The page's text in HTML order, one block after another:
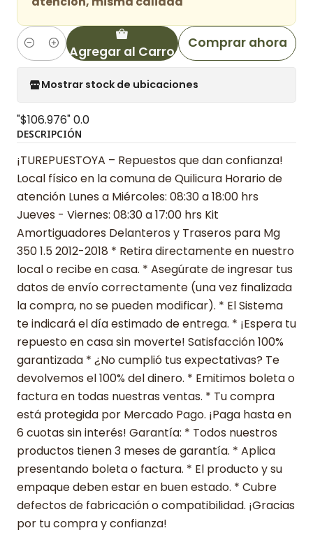
Cantidad Agregar al Carro
Comprar ahora
Mostrar stock de ubicaciones
"$106.976"0.0
DESCRIPCIÓN
¡TUREPUESTOYA – Repuestos que dan confianza!
Local físico en la comuna de Quilicura Horario de
atención Lunes a Miércoles: 08:30 a 18:00 hrs
Jueves - Viernes: 08:30 a 17:00 hrs Kit
Amortiguadores Delanteros y Traseros para Mg
350 1.5 2012-2018 * Retira directamente en nuestro
local o recibe en casa. * Asegúrate de ingresar tus
datos de envío correctamente (una vez finalizada
la compra, no se pueden modificar). * El Sistema
te indicará el día estimado de entrega. * ¡Espera tu
repuesto en casa sin moverte! Satisfacción 100%
garantizada * ¿No cumplió tus expectativas? Te
devolvemos el 100% del dinero. * Emitimos boleta o
factura en todas nuestras ventas. * Tu compra
está protegida por Mercado Pago. ¡Paga hasta en
6 cuotas sin interés! Garantía: * Todos nuestros
productos tienen 3 meses de garantía. * Aplica
presentando boleta o factura. * El producto y su
empaque deben estar en buen estado. * Cubre
defectos de fabricación o compatibilidad. ¡Gracias
por tu compra y confianza!